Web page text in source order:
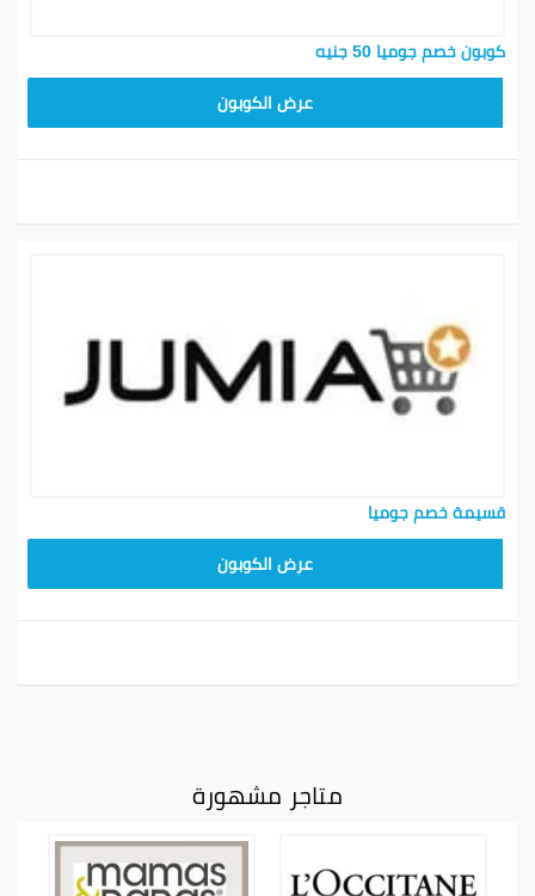
كوبون خصم جوميا 50 جنيه
عرض الكوبون
قسيمة خصم جوميا
عرض الكوبون
متاجر مشهورة